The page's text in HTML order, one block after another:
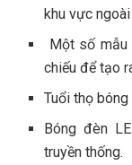
khu vực
Một số mẫu
chiếu để tạo
Tuổi thọ
Bóng đèn
truyền thống.